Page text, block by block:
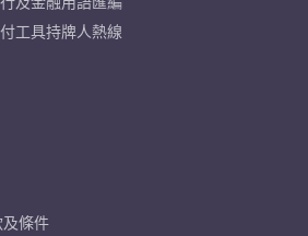
工具持牌人熱線
條件